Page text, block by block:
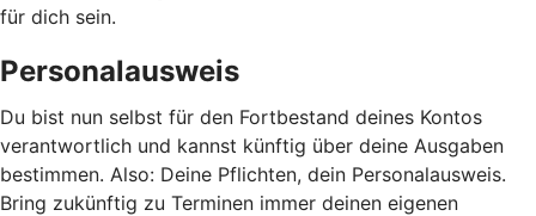
für dich sein.
Personalausweis
Du bist nun selbst für den Fortbestand deines Kontos
verantwortlich und kannst künftig über deine Ausgaben
bestimmen. Also: Deine Pflichten, dein Personalausweis.
Bring zukünftig zu Terminen immer deinen eigenen